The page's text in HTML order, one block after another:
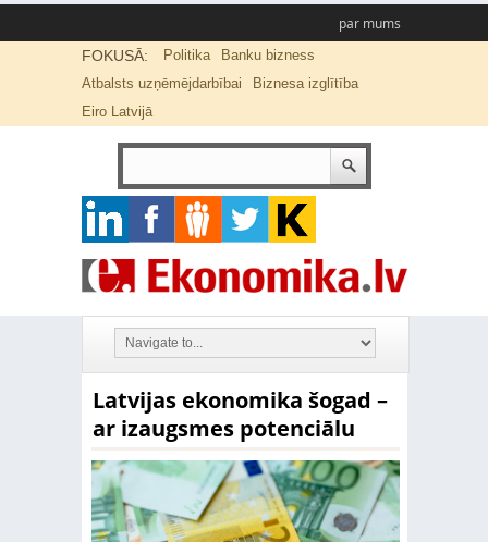
par mums
FOKUSĀ: Politika
Banku bizness
Atbalsts uzņēmējdarbībai
Biznesa izglītība
Eiro Latvijā
Latvijas ekonomika šogad –
ar izaugsmes potenciālu